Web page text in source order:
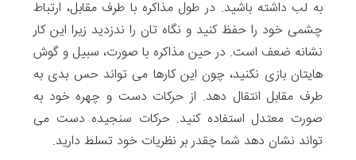
به لب داشته باشید. در طول مذاکره با طرف مقابل، ارتباط
چشمی خود را حفظ کنید و نگاه تان را ندزدید زیرا این کار
نشانه ضعف است. در حین مذاکره با صورت، سبیل و گوش
هایتان بازی نکنید، چون این کارها می تواند حس بدی به
طرف مقابل انتقال دهد. از حرکات دست و چهره خود به
صورت معتدل استفاده کنید. حرکات سنجیده دست می
تواند نشان دهد شما چقدر بر نظریات خود تسلط دارید.